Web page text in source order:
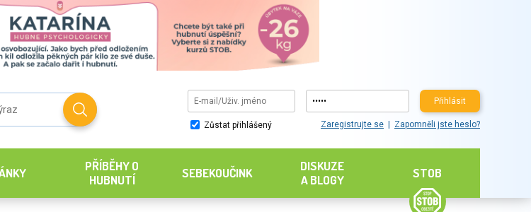
Přihlásit
Zůstat přihlášený Zaregistrujte se Zapomněli jste heslo?
PŘÍBĚHY O
HUBNUTÍ
SEBEKOUČINK
DISKUZE
A BLOGY
STOB